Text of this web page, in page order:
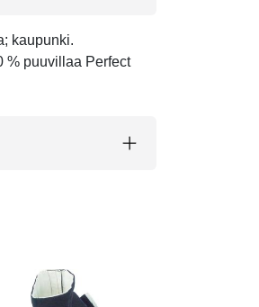
kaupunki.
% puuvillaa Perfect